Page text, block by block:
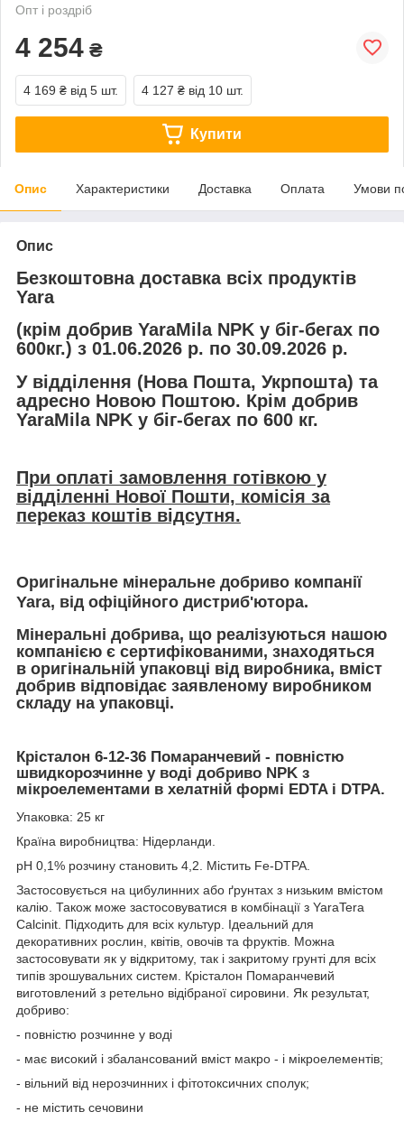
Опт і роздріб
4 254 ₴
4 169 ₴ від 5 шт. 4 127 ₴ від 10 шт.
Купити
Опис Характеристики Доставка Оплата Умови
Опис
Безкоштовна доставка всіх продуктів
Yara
(крім добрив YaraMila NPK у біг-бегах по
600кг.) з 01.06.2026 р. по 30.09.2026 р.
У відділення (Нова Пошта, Укрпошта) та
адресно Новою Поштою. Крім добрив
YaraMila NPK у біг-бегах по 600 кг.
При оплаті замовлення готівкою у
відділенні Нової Пошти, комісія за
переказ коштів відсутня.
Оригінальне мінеральне добриво компанії
Yara, від офіційного дистриб'ютора.
Мінеральні добрива, що реалізуються нашою
компанією є сертифікованими, знаходяться
в оригінальній упаковці від виробника, вміст
добрив відповідає заявленому виробником
складу на упаковці.
Крісталон 6-12-36 Помаранчевий - повністю
швидкорозчинне у воді добриво NPK з
мікроелементами в хелатній формі EDTA і DTPA.
Упаковка: 25 кг
Країна виробництва: Нідерланди.
рН 0,1% розчину становить 4,2. Містить Fe-DTPA.
Застосовується на цибулинних або ґрунтах з низьким вмістом
калію. Також може застосовуватися в комбінації з YaraTera
Calcinit. Підходить для всіх культур. Ідеальний для
декоративних рослин, квітів, овочів та фруктів. Можна
застосовувати як у відкритому, так і закритому грунті для всіх
типів зрошувальних систем. Крісталон Помаранчевий
виготовлений з ретельно відібраної сировини. Як результат,
добриво:
- повністю розчинне у воді
- має високий і збалансований вміст макро - і мікроелементів;
- вільний від нерозчинних і фітотоксичних сполук;
- не містить сечовини